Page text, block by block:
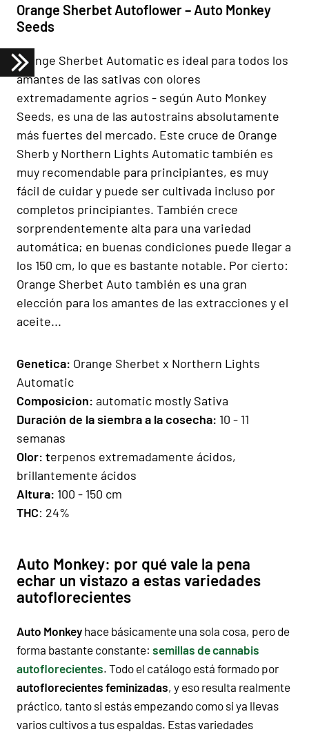
Orange Sherbet Autoflower – Auto Monkey
Seeds
Orange Sherbet Automatic es ideal para todos los
amantes de las sativas con olores
extremadamente agrios - según Auto Monkey
Seeds, es una de las autostrains absolutamente
más fuertes del mercado. Este cruce de Orange
Sherb y Northern Lights Automatic también es
muy recomendable para principiantes, es muy
fácil de cuidar y puede ser cultivada incluso por
completos principiantes. También crece
sorprendentemente alta para una variedad
automática; en buenas condiciones puede llegar a
los 150 cm, lo que es bastante notable. Por cierto:
Orange Sherbet Auto también es una gran
elección para los amantes de las extracciones y el
aceite...
Genetica: Orange Sherbet x Northern Lights
Automatic
Composicion: automatic mostly Sativa
Duración de la siembra a la cosecha: 10 - 11
semanas
Olor: terpenos extremadamente ácidos,
brillantemente ácidos
Altura: 100 - 150 cm
THC: 24%
Auto Monkey: por qué vale la pena
echar un vistazo a estas variedades
autoflorecientes
Auto Monkey hace básicamente una sola cosa, pero de
forma bastante constante: semillas de cannabis
autoflorecientes. Todo el catálogo está formado por
autoflorecientes feminizadas, y eso resulta realmente
práctico, tanto si estás empezando como si ya llevas
varios cultivos a tus espaldas. Estas variedades